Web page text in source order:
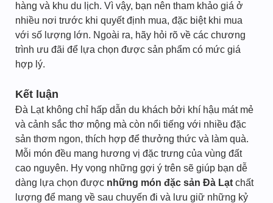
hàng và khu du lịch. Vì vậy, bạn nên tham khảo giá ở
nhiều nơi trước khi quyết định mua, đặc biệt khi mua
với số lượng lớn. Ngoài ra, hãy hỏi rõ về các chương
trình ưu đãi để lựa chọn được sản phẩm có mức giá
hợp lý.
Kết luận
Đà Lạt không chỉ hấp dẫn du khách bởi khí hậu mát mẻ
và cảnh sắc thơ mộng mà còn nổi tiếng với nhiều đặc
sản thơm ngon, thích hợp để thưởng thức và làm quà.
Mỗi món đều mang hương vị đặc trưng của vùng đất
cao nguyên. Hy vọng những gợi ý trên sẽ giúp bạn dễ
dàng lựa chọn được những món đặc sản Đà Lạt chất
lượng để mang về sau chuyến đi và lưu giữ những kỷ